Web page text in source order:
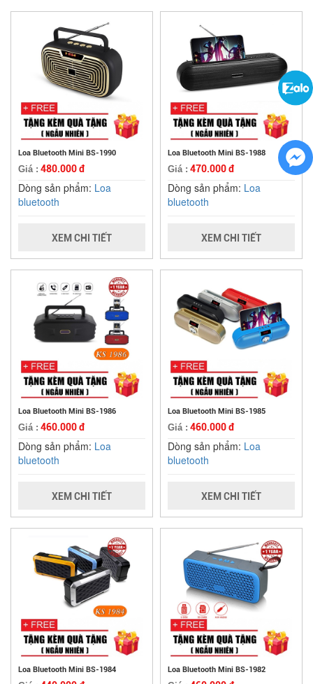
Loa Bluetooth Mini BS-1990
Giá : 480.000 đ
Dòng sản phẩm: Loa
bluetooth
XEM CHI TIẾT
Loa Bluetooth Mini BS-1988
Giá : 470.000 đ
Dòng sản phẩm: Loa
bluetooth
XEM CHI TIẾT
Loa Bluetooth Mini BS-1986
Giá : 460.000 đ
Dòng sản phẩm: Loa
bluetooth
XEM CHI TIẾT
Loa Bluetooth Mini BS-1985
Giá : 460.000 đ
Dòng sản phẩm: Loa
bluetooth
XEM CHI TIẾT
Loa Bluetooth Mini BS-1984 Loa Bluetooth Mini BS-1982